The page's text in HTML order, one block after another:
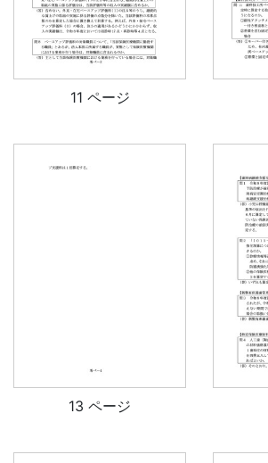
11 ページ
13 ページ